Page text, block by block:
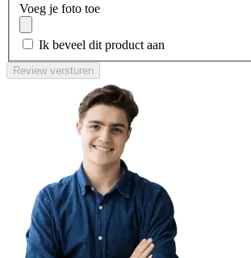
Voeg je foto toe
Ik beveel dit product aan
Review versturen